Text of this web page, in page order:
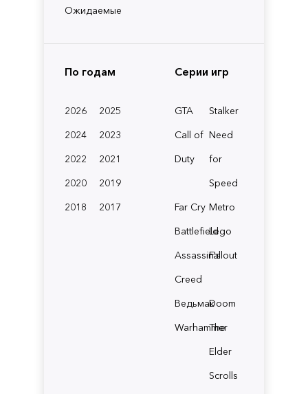
Ожидаемые
По годам
2026
2025
2024
2023
2022
2021
2020
2019
2018
2017
Серии игр
GTA
Stalker
Call of
Duty
Need
for
Speed
Far Cry Metro
BattlefieldLego
Assassin's
Creed
Fallout
ВедьмакDoom
Warhammer
The
Elder
Scrolls